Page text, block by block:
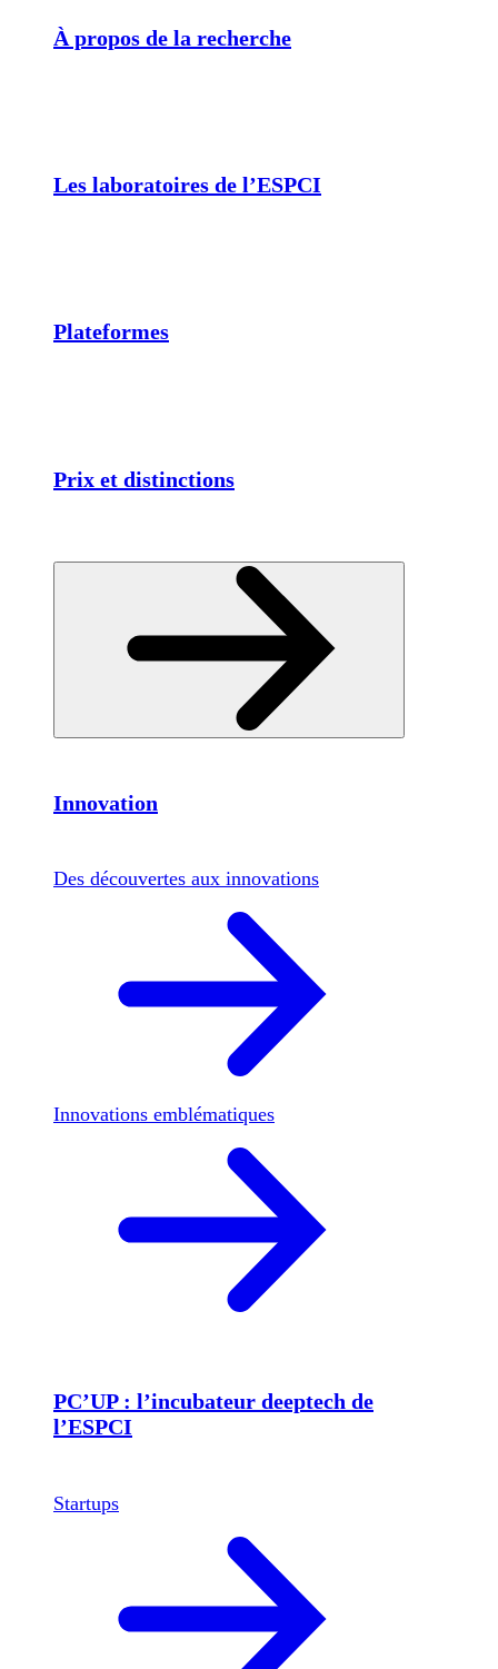
À propos de la recherche
Les laboratoires de l’ESPCI
Plateformes
Prix et distinctions
Innovation
Des découvertes aux innovations
Innovations emblématiques
PC’UP : l’incubateur deeptech de
l’ESPCI
Startups